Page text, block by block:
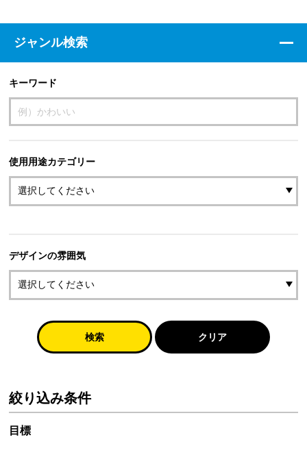
ジャンル検索
キーワード
使用用途カテゴリー
デザインの雰囲気
検索 クリア
絞り込み条件
目標